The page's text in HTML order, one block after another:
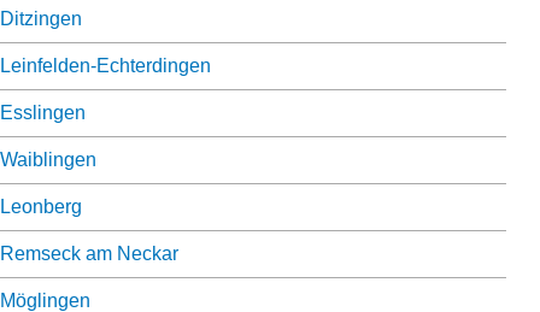
Ditzingen
Leinfelden-Echterdingen
Esslingen
Waiblingen
Leonberg
Remseck am Neckar
Möglingen